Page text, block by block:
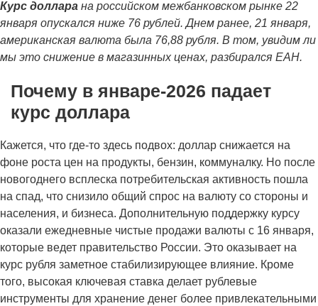
Курс доллара на российском межбанковском рынке 22
января опускался ниже 76 рублей. Днем ранее, 21 января,
американская валюта была 76,88 рубля. В том, увидим ли
мы это снижение в магазинных ценах, разбирался ЕАН.
Почему в январе-2026 падает
курс доллара
Кажется, что где-то здесь подвох: доллар снижается на
фоне роста цен на продукты, бензин, коммуналку. Но после
новогоднего всплеска потребительская активность пошла
на спад, что снизило общий спрос на валюту со стороны и
населения, и бизнеса. Дополнительную поддержку курсу
оказали ежедневные чистые продажи валюты с 16 января,
которые ведет правительство России. Это оказывает на
курс рубля заметное стабилизирующее влияние. Кроме
того, высокая ключевая ставка делает рублевые
инструменты для хранение денег более привлекательными